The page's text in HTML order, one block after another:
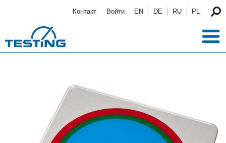
Контакт Войти EN DE RU PL